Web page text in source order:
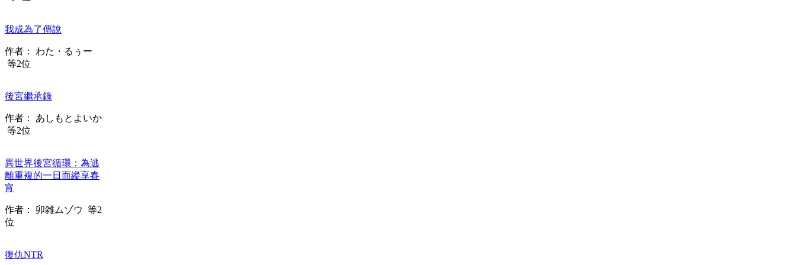
我成為了傳說
作者： わた・るぅー
等2位
後宮繼承錄
作者： あしもとよいか
等2位
異世界後宮循環：為逃
離重複的一日而縱享春
宵
作者： 卯雑ムゾウ 等2
位
復仇NTR